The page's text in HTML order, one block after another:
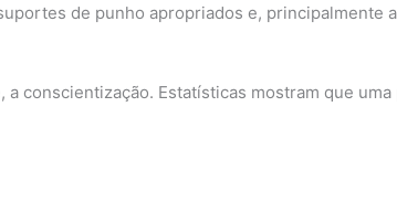
de punho apropriados e, principalmente
conscientização. Estatísticas mostram que uma